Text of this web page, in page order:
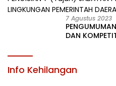
7 Agustus 2023
DAN
Info Kehilangan